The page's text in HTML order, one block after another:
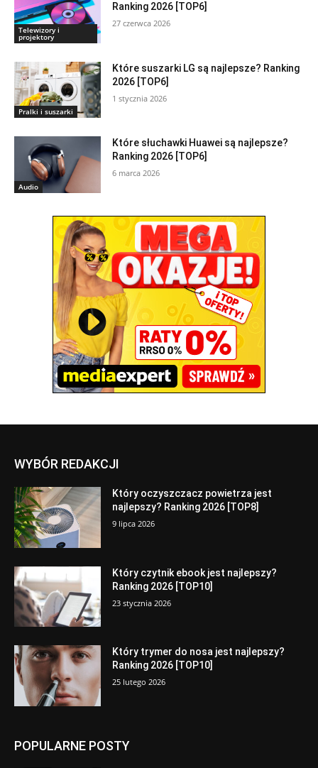
Telewizory i
projektory
Ranking 2026 [TOP6]
27 czerwca 2026
Pralki i suszarki
Które suszarki LG są najlepsze? Ranking
2026 [TOP6]
1 stycznia 2026
Audio
Które słuchawki Huawei są najlepsze?
Ranking 2026 [TOP6]
6 marca 2026
WYBÓR REDAKCJI
Który oczyszczacz powietrza jest
najlepszy? Ranking 2026 [TOP8]
9 lipca 2026
Który czytnik ebook jest najlepszy?
Ranking 2026 [TOP10]
23 stycznia 2026
Który trymer do nosa jest najlepszy?
Ranking 2026 [TOP10]
25 lutego 2026
POPULARNE POSTY